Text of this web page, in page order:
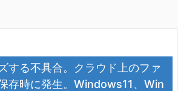
する不具合。クラウド上のファ
存時に発生。Windows11、Win